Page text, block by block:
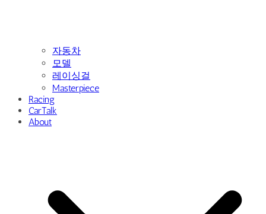
자동차
모델
레이싱걸
Masterpiece
Racing
CarTalk
About